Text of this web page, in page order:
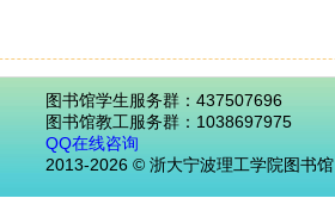
图书馆学生服务群：437507696
图书馆教工服务群：1038697975
QQ在线咨询
2013-2026 © 浙大宁波理工学院图书馆